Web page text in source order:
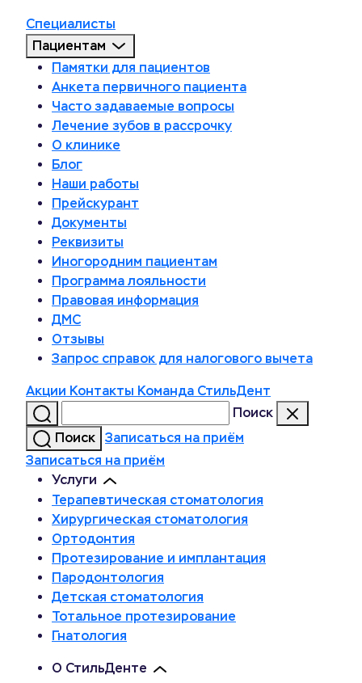
Специалисты
Пациентам
Памятки для пациентов
Анкета первичного пациента
Часто задаваемые вопросы
Лечение зубов в рассрочку
О клинике
Блог
Наши работы
Прейскурант
Документы
Реквизиты
Иногородним пациентам
Программа лояльности
Правовая информация
ДМС
Отзывы
Запрос справок для налогового вычета
Акции Контакты Команда СтильДент
Поиск
Поиск
Записаться на приём
Записаться на приём
Услуги
Терапевтическая стоматология
Хирургическая стоматология
Ортодонтия
Протезирование и имплантация
Пародонтология
Детская стоматология
Тотальное протезирование
Гнатология
О СтильДенте